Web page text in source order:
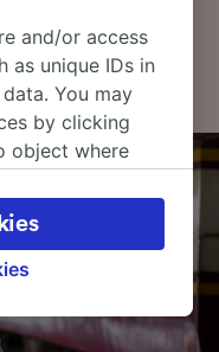
a posledních
and/or access
as unique IDs in
You may
by clicking
object where
choices will be
not affect
not be used for